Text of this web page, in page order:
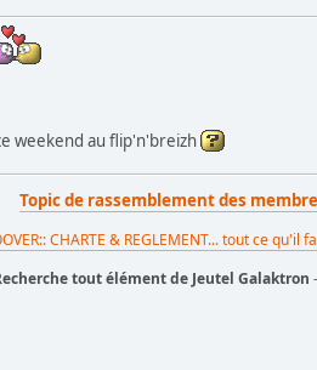
weekend au flip'n'breizh
Topic de rassemblement des
CHARTE & REGLEMENT... tout ce qu'il
tout élément de Jeutel Galaktron